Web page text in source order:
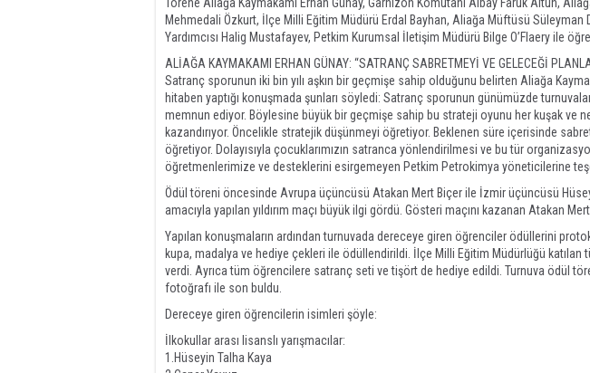
Mehmedali Özkurt, İlçe Milli Eğitim Müdürü Erdal Bayhan, Aliağa Müftüsü Süleyman
Yardımcısı Halig Mustafayev, Petkim Kurumsal İletişim Müdürü Bilge O’Flaery ile
ALİAĞA KAYMAKAMI ERHAN GÜNAY: “SATRANÇ SABRETMEYİ VE GELECEĞİ
Satranç sporunun iki bin yılı aşkın bir geçmişe sahip olduğunu belirten Aliağa
hitaben yaptığı konuşmada şunları söyledi: Satranç sporunun günümüzde
memnun ediyor. Böylesine büyük bir geçmişe sahip bu strateji oyunu her kuşak ve
kazandırıyor. Öncelikle stratejik düşünmeyi öğretiyor. Beklenen süre içerisinde
öğretiyor. Dolayısıyla çocuklarımızın satranca yönlendirilmesi ve bu tür
öğretmenlerimize ve desteklerini esirgemeyen Petkim Petrokimya yöneticilerine
Ödül töreni öncesinde Avrupa üçüncüsü Atakan Mert Biçer ile İzmir üçüncüsü
amacıyla yapılan yıldırım maçı büyük ilgi gördü. Gösteri maçını kazanan Atakan
Yapılan konuşmaların ardından turnuvada dereceye giren öğrenciler ödüllerini
kupa, madalya ve hediye çekleri ile ödüllendirildi. İlçe Milli Eğitim Müdürlüğü katılan
verdi. Ayrıca tüm öğrencilere satranç seti ve tişört de hediye edildi. Turnuva ödül
fotoğrafı ile son buldu.
Dereceye giren öğrencilerin isimleri şöyle:
İlkokullar arası lisanslı yarışmacılar:
1.Hüseyin Talha Kaya